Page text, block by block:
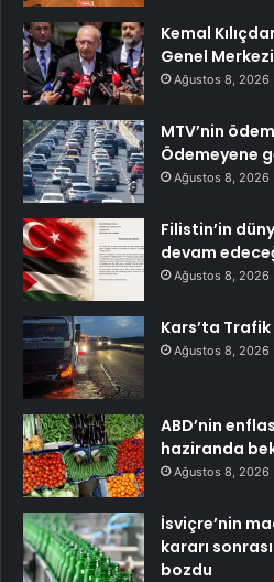
Kemal
Genel
Ağustos 8, 2026
MTV’nin
Ödemeyene
Ağustos 8, 2026
Filistin’in
devam
Ağustos 8, 2026
Kars’ta Trafik
Ağustos 8, 2026
ABD’nin
haziranda
Ağustos 8, 2026
İsviçre’nin
kararı
bozdu